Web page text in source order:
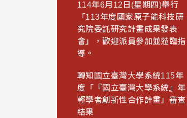
114年6月12日(星期四)舉行
「113年度國家原子能科技研
究院委託研究計畫成果發表
會」，歡迎派員參加並蒞臨指
導。
轉知國立臺灣大學系統115年
度「『國立臺灣大學系統』年
輕學者創新性合作計畫」審查
結果